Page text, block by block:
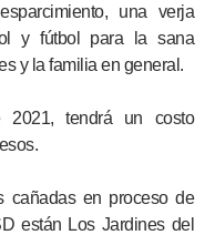
una verja
y fútbol para la sana
y la familia en general.
2021, tendrá un costo
cañadas en proceso de
están Los Jardines del